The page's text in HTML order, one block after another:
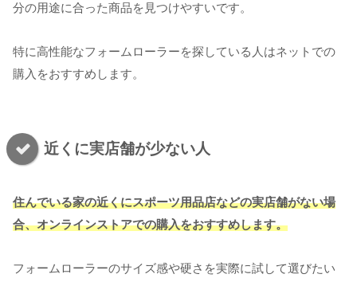
分の用途に合った商品を見つけやすいです。
特に高性能なフォームローラーを探している人はネットでの
購入をおすすめします。
近くに実店舗が少ない人
住んでいる家の近くにスポーツ用品店などの実店舗がない場
合、オンラインストアでの購入をおすすめします。
フォームローラーのサイズ感や硬さを実際に試して選びたい